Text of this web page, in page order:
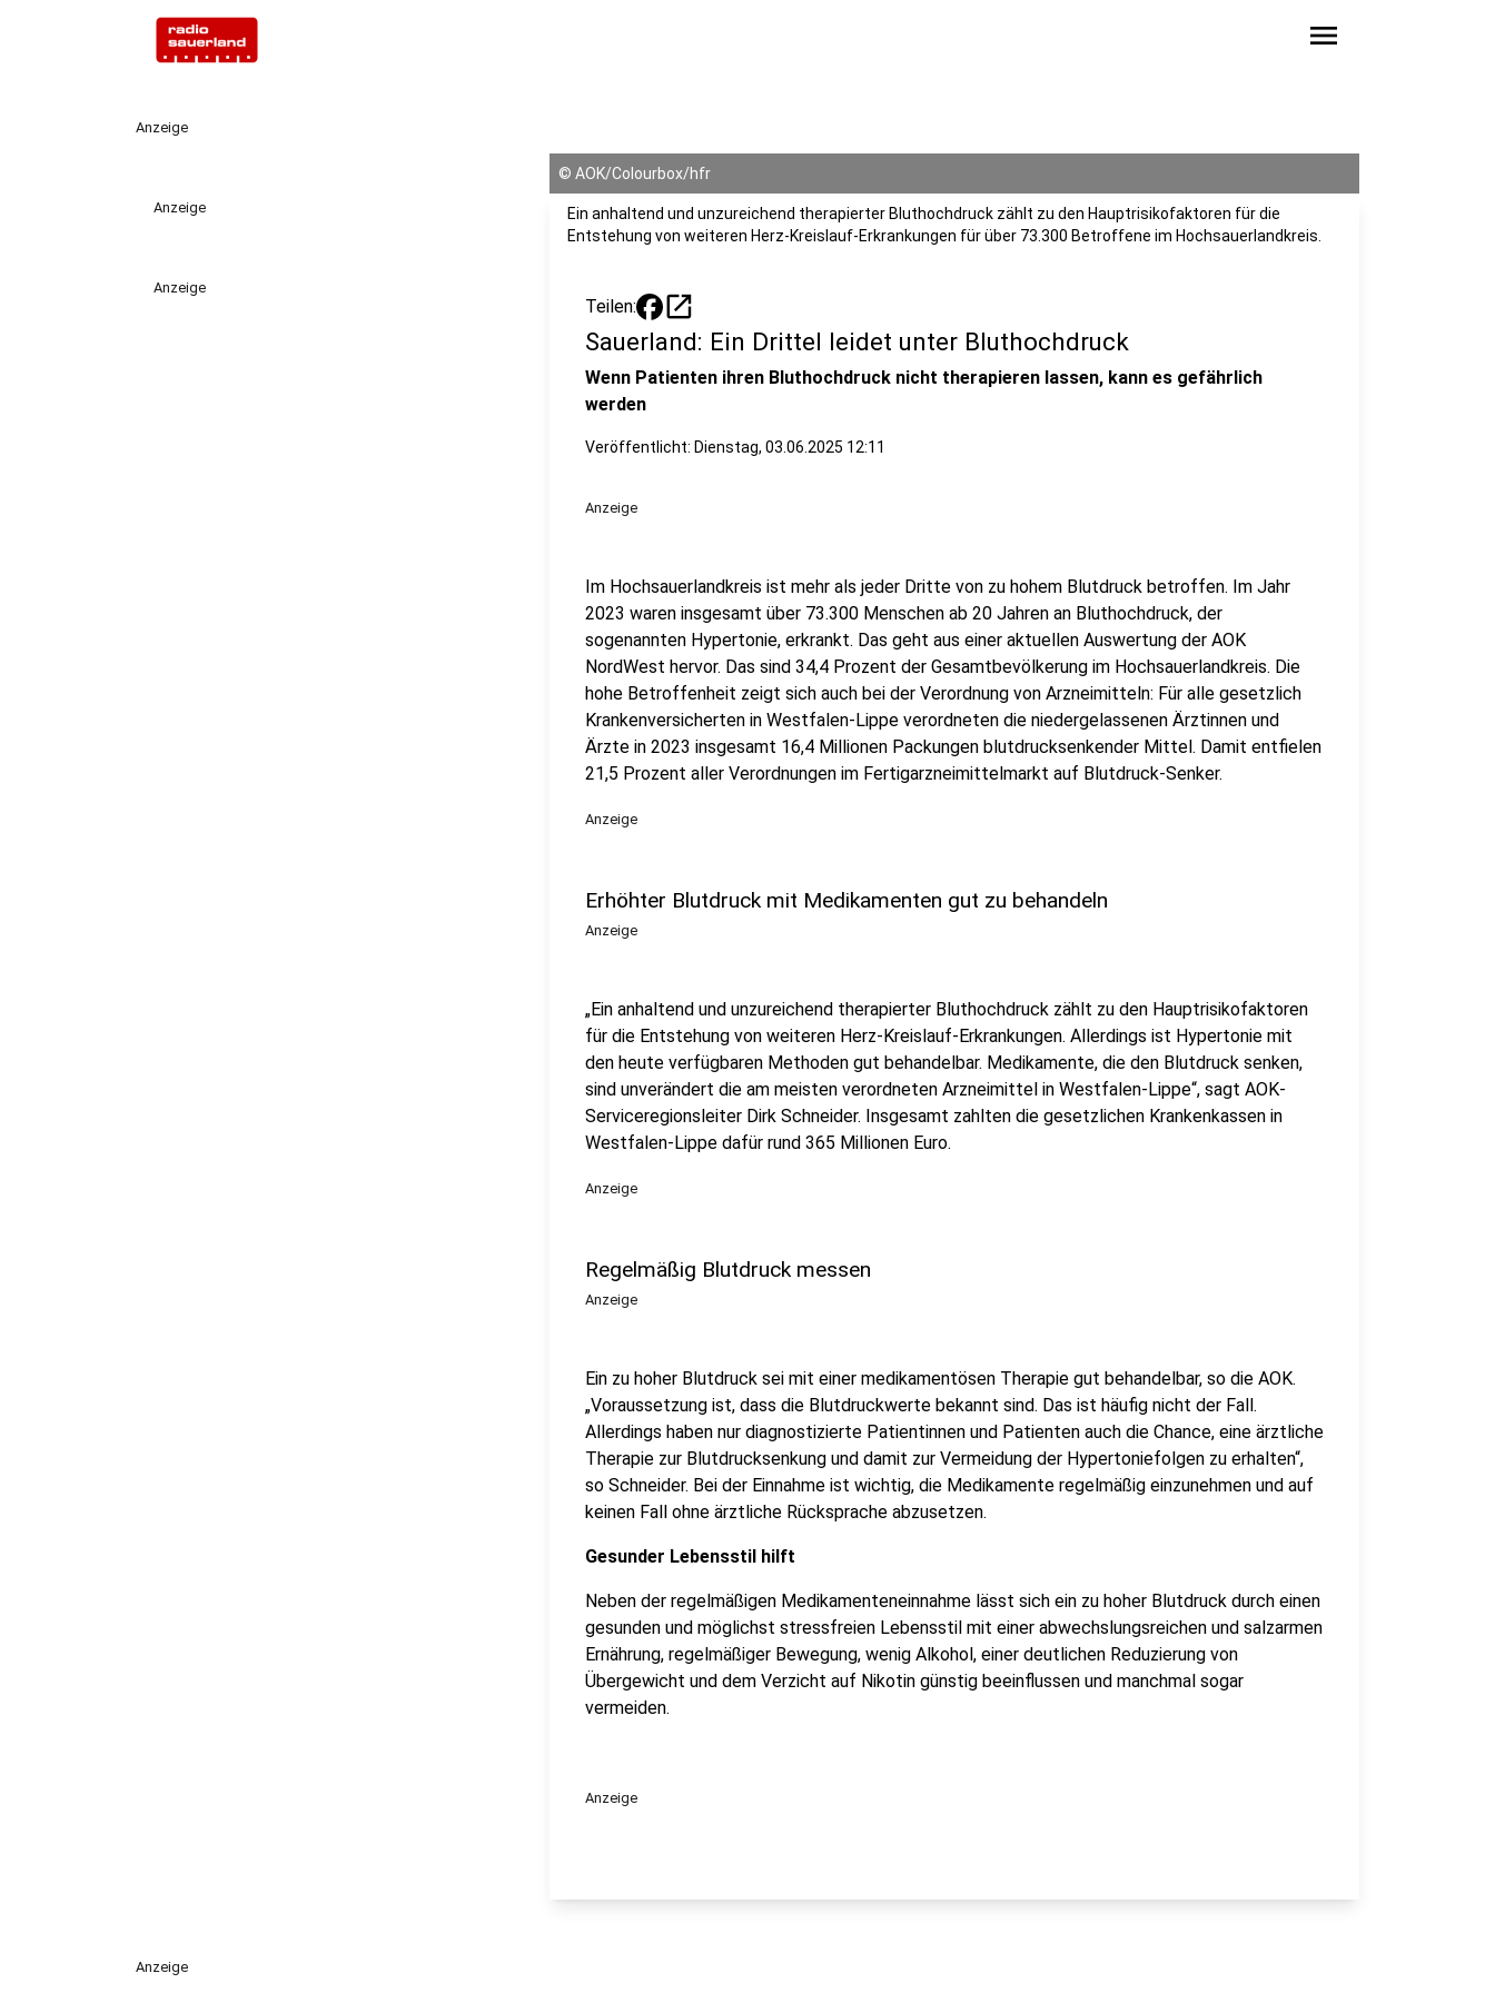
menu
Anzeige
Anzeige
Anzeige
© AOK/Colourbox/hfr
Ein anhaltend und unzureichend therapierter Bluthochdruck zählt zu den Hauptrisikofaktoren für die
Entstehung von weiteren Herz-Kreislauf-Erkrankungen für über 73.300 Betroffene im Hochsauerlandkreis.
Teilen: open_in_new
Sauerland: Ein Drittel leidet unter Bluthochdruck
Wenn Patienten ihren Bluthochdruck nicht therapieren lassen, kann es gefährlich
werden
Veröffentlicht: Dienstag, 03.06.2025 12:11
Anzeige
Im Hochsauerlandkreis ist mehr als jeder Dritte von zu hohem Blutdruck betroffen. Im Jahr
2023 waren insgesamt über 73.300 Menschen ab 20 Jahren an Bluthochdruck, der
sogenannten Hypertonie, erkrankt. Das geht aus einer aktuellen Auswertung der AOK
NordWest hervor. Das sind 34,4 Prozent der Gesamtbevölkerung im Hochsauerlandkreis. Die
hohe Betroffenheit zeigt sich auch bei der Verordnung von Arzneimitteln: Für alle gesetzlich
Krankenversicherten in Westfalen-Lippe verordneten die niedergelassenen Ärztinnen und
Ärzte in 2023 insgesamt 16,4 Millionen Packungen blutdrucksenkender Mittel. Damit entfielen
21,5 Prozent aller Verordnungen im Fertigarzneimittelmarkt auf Blutdruck-Senker.
Anzeige
Erhöhter Blutdruck mit Medikamenten gut zu behandeln
Anzeige
„Ein anhaltend und unzureichend therapierter Bluthochdruck zählt zu den Hauptrisikofaktoren
für die Entstehung von weiteren Herz-Kreislauf-Erkrankungen. Allerdings ist Hypertonie mit
den heute verfügbaren Methoden gut behandelbar. Medikamente, die den Blutdruck senken,
sind unverändert die am meisten verordneten Arzneimittel in Westfalen-Lippe“, sagt AOK-
Serviceregionsleiter Dirk Schneider. Insgesamt zahlten die gesetzlichen Krankenkassen in
Westfalen-Lippe dafür rund 365 Millionen Euro.
Anzeige
Regelmäßig Blutdruck messen
Anzeige
Ein zu hoher Blutdruck sei mit einer medikamentösen Therapie gut behandelbar, so die AOK.
„Voraussetzung ist, dass die Blutdruckwerte bekannt sind. Das ist häufig nicht der Fall.
Allerdings haben nur diagnostizierte Patientinnen und Patienten auch die Chance, eine ärztliche
Therapie zur Blutdrucksenkung und damit zur Vermeidung der Hypertoniefolgen zu erhalten“,
so Schneider. Bei der Einnahme ist wichtig, die Medikamente regelmäßig einzunehmen und auf
keinen Fall ohne ärztliche Rücksprache abzusetzen.
Gesunder Lebensstil hilft
Neben der regelmäßigen Medikamenteneinnahme lässt sich ein zu hoher Blutdruck durch einen
gesunden und möglichst stressfreien Lebensstil mit einer abwechslungsreichen und salzarmen
Ernährung, regelmäßiger Bewegung, wenig Alkohol, einer deutlichen Reduzierung von
Übergewicht und dem Verzicht auf Nikotin günstig beeinflussen und manchmal sogar
vermeiden.
Anzeige
Anzeige